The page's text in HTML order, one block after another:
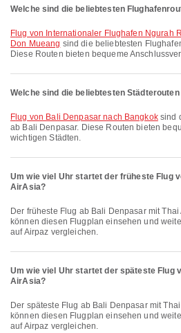
Welche sind die beliebtesten
Flug von Internationaler Flughafen Ngurah Rai nach Flughafen Bangkok-
Don Mueang sind die beliebtesten
Diese Routen bieten bequeme
Welche sind die beliebtesten
Flug von Bali Denpasar nach Bangkoksind
ab Bali Denpasar. Diese Routen bieten
wichtigen Städten.
Um wie viel Uhr startet der früheste Flug
AirAsia?
Der früheste Flug ab Bali Denpasar mit Thai AirAsia startet um 11:55. Sie
können diesen Flugplan einsehen und
auf Airpaz vergleichen.
Um wie viel Uhr startet der späteste Flug
AirAsia?
Der späteste Flug ab Bali Denpasar mit Thai AirAsia startet um 12:10. Sie
können diesen Flugplan einsehen und
auf Airpaz vergleichen.